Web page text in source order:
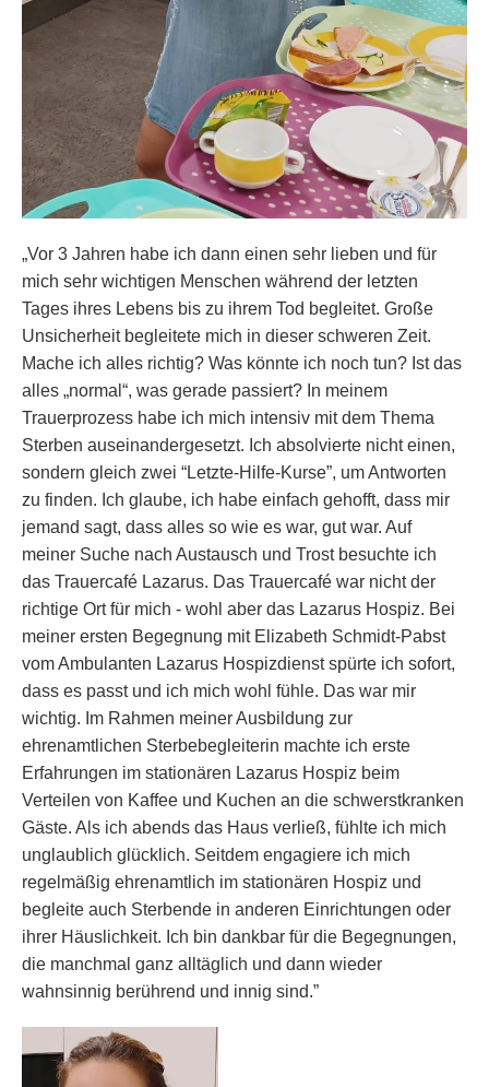
„Vor 3 Jahren habe ich dann einen sehr lieben und für
mich sehr wichtigen Menschen während der letzten
Tages ihres Lebens bis zu ihrem Tod begleitet. Große
Unsicherheit begleitete mich in dieser schweren Zeit.
Mache ich alles richtig? Was könnte ich noch tun? Ist das
alles „normal“, was gerade passiert? In meinem
Trauerprozess habe ich mich intensiv mit dem Thema
Sterben auseinandergesetzt. Ich absolvierte nicht einen,
sondern gleich zwei “Letzte-Hilfe-Kurse”, um Antworten
zu finden. Ich glaube, ich habe einfach gehofft, dass mir
jemand sagt, dass alles so wie es war, gut war. Auf
meiner Suche nach Austausch und Trost besuchte ich
das Trauercafé Lazarus. Das Trauercafé war nicht der
richtige Ort für mich - wohl aber das Lazarus Hospiz. Bei
meiner ersten Begegnung mit Elizabeth Schmidt-Pabst
vom Ambulanten Lazarus Hospizdienst spürte ich sofort,
dass es passt und ich mich wohl fühle. Das war mir
wichtig. Im Rahmen meiner Ausbildung zur
ehrenamtlichen Sterbebegleiterin machte ich erste
Erfahrungen im stationären Lazarus Hospiz beim
Verteilen von Kaffee und Kuchen an die schwerstkranken
Gäste. Als ich abends das Haus verließ, fühlte ich mich
unglaublich glücklich. Seitdem engagiere ich mich
regelmäßig ehrenamtlich im stationären Hospiz und
begleite auch Sterbende in anderen Einrichtungen oder
ihrer Häuslichkeit. Ich bin dankbar für die Begegnungen,
die manchmal ganz alltäglich und dann wieder
wahnsinnig berührend und innig sind.”